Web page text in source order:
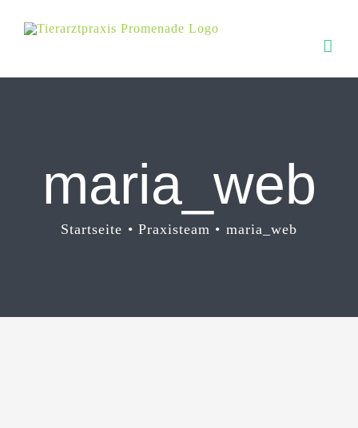
Inhalt
maria_web
Startseite Praxisteam maria_web